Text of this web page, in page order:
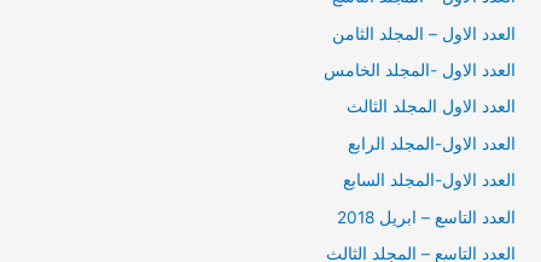
العدد الاول – المجلد الثامن
العدد الاول -المجلد الخامس
العدد الاول المجلد الثالث
العدد الاول-المجلد الرابع
العدد الاول-المجلد السابع
العدد التاسع – ابريل 2018
العدد التاسع – المجلد الثالث